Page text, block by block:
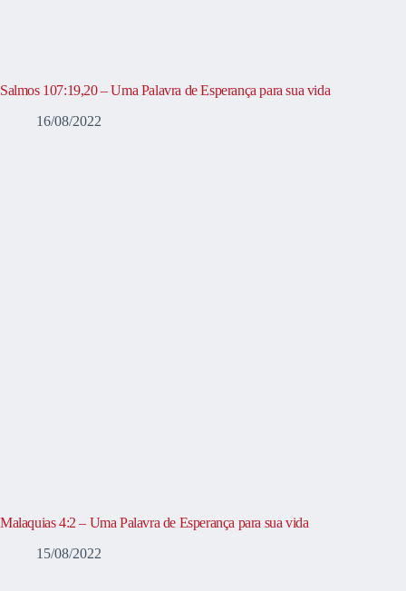
Salmos 107:19,20 – Uma Palavra de Esperança para sua vida
16/08/2022
Malaquias 4:2 – Uma Palavra de Esperança para sua vida
15/08/2022